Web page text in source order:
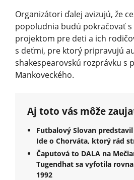
Organizátori ďalej avizujú, že
popoludnia budú pokračovať
projektom pre deti a ich
s deťmi, pre ktorý pripravujú
shakespearovskú rozprávku s
Mankoveckého.
Aj toto vás môže
Futbalový Slovan predstavil
Ide o Chorváta, ktorý rád
Čaputová to DALA na
Tugendhat sa vyfotila
1992